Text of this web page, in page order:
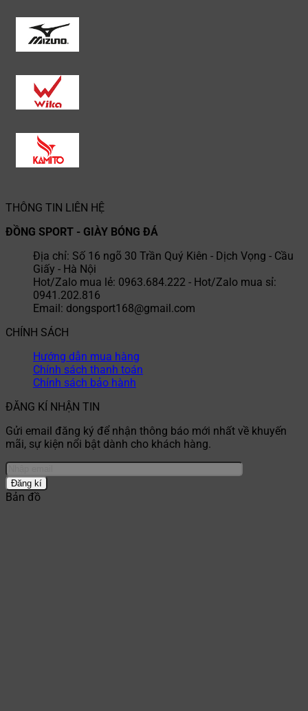
THÔNG TIN LIÊN HỆ
ĐỒNG SPORT - GIÀY BÓNG ĐÁ
Địa chỉ: Số 16 ngõ 30 Trần Quý Kiên - Dịch Vọng - Cầu
Giấy - Hà Nội
Hot/Zalo mua lẻ: 0963.684.222 - Hot/Zalo mua sỉ:
0941.202.816
Email: dongsport168@gmail.com
CHÍNH SÁCH
Hướng dẫn mua hàng
Chính sách thanh toán
Chính sách bảo hành
ĐĂNG KÍ NHẬN TIN
Gửi email đăng ký để nhận thông báo mới nhất về khuyến
mãi, sự kiện nổi bật dành cho khách hàng.
Bản đồ